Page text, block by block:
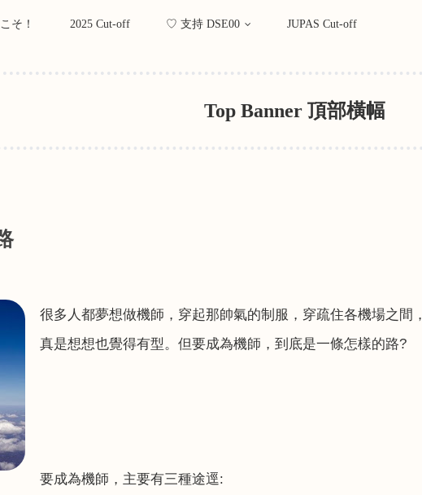
そ！ 2025 Cut-off ♡ 支持 DSE00 JUPAS Cut-off
Top Banner 頂部橫幅
很多人都夢想做機師，穿起那帥氣的制服，穿疏住各機場之間，
真是想想也覺得有型。但要成為機師，到底是一條怎樣的路?
要成為機師，主要有三種途逕: